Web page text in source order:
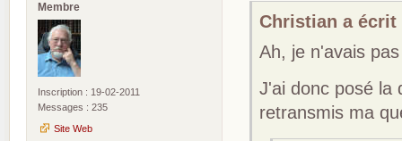
Membre
Inscription : 19-02-2011
Messages : 235
Site Web
Christian a écrit
Ah, je n'avais
J'ai donc posé la
retransmis ma